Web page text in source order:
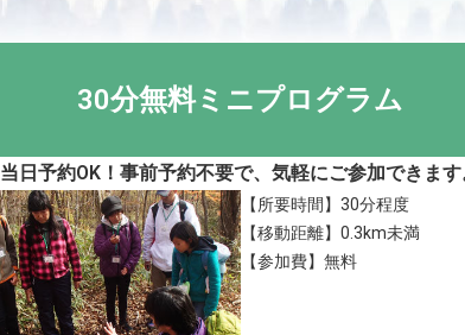
30分無料ミニプログラム
当日予約OK！事前予約不要で、気軽にご参加できます
【所要時間】30分程度
【移動距離】0.3km未満
【参加費】無料